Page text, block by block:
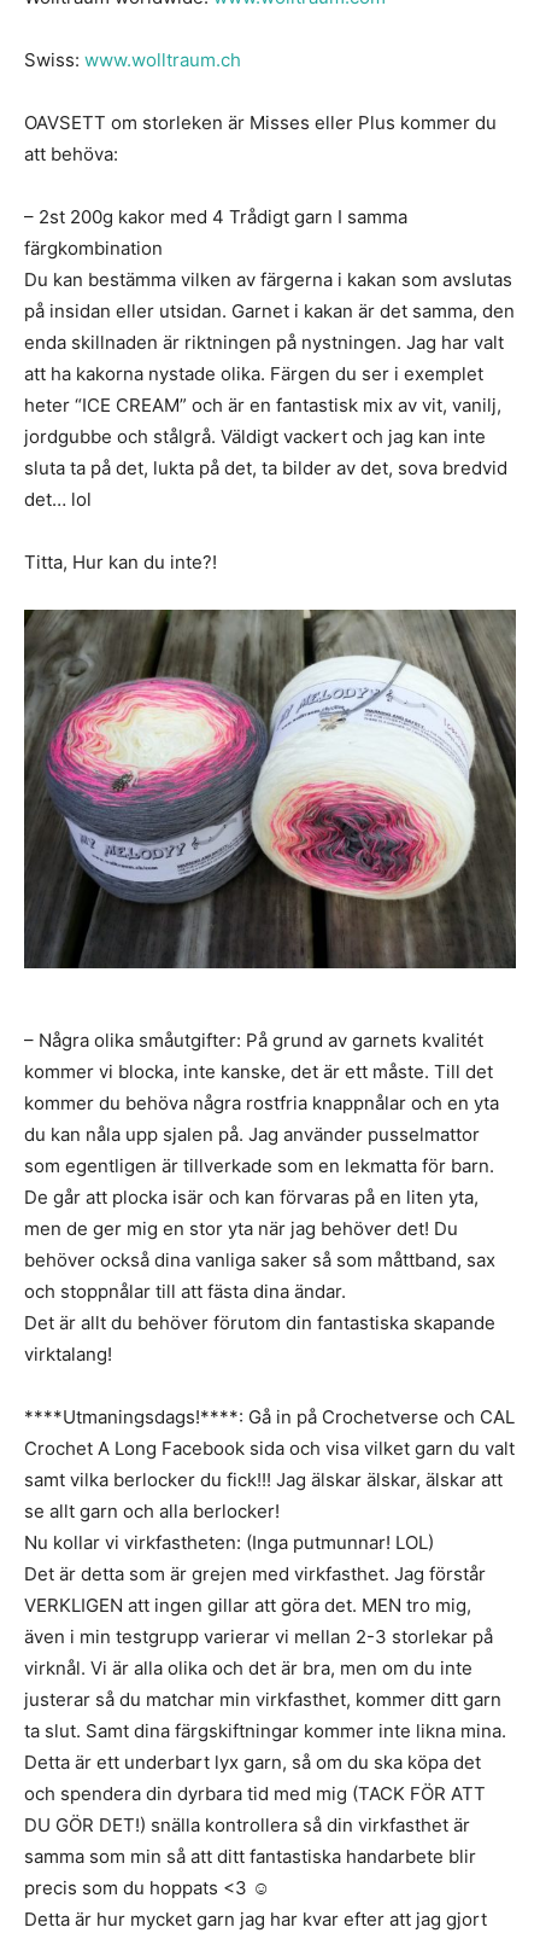
Swiss: www.wolltraum.ch
OAVSETT om storleken är Misses eller Plus kommer du
att behöva:
– 2st 200g kakor med 4 Trådigt garn I samma
färgkombination
Du kan bestämma vilken av färgerna i kakan som avslutas
på insidan eller utsidan. Garnet i kakan är det samma, den
enda skillnaden är riktningen på nystningen. Jag har valt
att ha kakorna nystade olika. Färgen du ser i exemplet
heter “ICE CREAM” och är en fantastisk mix av vit, vanilj,
jordgubbe och stålgrå. Väldigt vackert och jag kan inte
sluta ta på det, lukta på det, ta bilder av det, sova bredvid
det… lol
Titta, Hur kan du inte?!
– Några olika småutgifter: På grund av garnets kvalitét
kommer vi blocka, inte kanske, det är ett måste. Till det
kommer du behöva några rostfria knappnålar och en yta
du kan nåla upp sjalen på. Jag använder pusselmattor
som egentligen är tillverkade som en lekmatta för barn.
De går att plocka isär och kan förvaras på en liten yta,
men de ger mig en stor yta när jag behöver det! Du
behöver också dina vanliga saker så som måttband, sax
och stoppnålar till att fästa dina ändar.
Det är allt du behöver förutom din fantastiska skapande
virktalang!
****Utmaningsdags!****: Gå in på Crochetverse och CAL
Crochet A Long Facebook sida och visa vilket garn du valt
samt vilka berlocker du fick!!! Jag älskar älskar, älskar att
se allt garn och alla berlocker!
Nu kollar vi virkfastheten: (Inga putmunnar! LOL)
Det är detta som är grejen med virkfasthet. Jag förstår
VERKLIGEN att ingen gillar att göra det. MEN tro mig,
även i min testgrupp varierar vi mellan 2-3 storlekar på
virknål. Vi är alla olika och det är bra, men om du inte
justerar så du matchar min virkfasthet, kommer ditt garn
ta slut. Samt dina färgskiftningar kommer inte likna mina.
Detta är ett underbart lyx garn, så om du ska köpa det
och spendera din dyrbara tid med mig (TACK FÖR ATT
DU GÖR DET!) snälla kontrollera så din virkfasthet är
samma som min så att ditt fantastiska handarbete blir
precis som du hoppats <3 ☺
Detta är hur mycket garn jag har kvar efter att jag gjort